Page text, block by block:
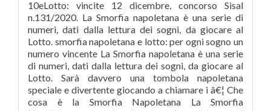
10eLotto: vincite 12 dicembre, concorso Sisal
n.131/2020. La Smorfia napoletana è una serie di
numeri, dati dalla lettura dei sogni, da giocare al
Lotto. smorfia napoletana e lotto: per ogni sogno un
numero vincente La Smorfia napoletana è una serie
di numeri, dati dalla lettura dei sogni, da giocare al
Lotto. Sarà davvero una tombola napoletana
speciale e divertente giocando a chiamare i â€¦ Che
cosa è la Smorfia Napoletana La Smorfia